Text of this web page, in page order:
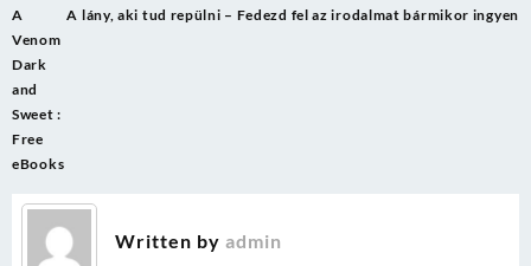
Post
navigation
A
Venom
Dark
and
Sweet :
Free
eBooks
A lány, aki tud repülni – Fedezd fel az irodalmat bármikor ingyen
Written by admin